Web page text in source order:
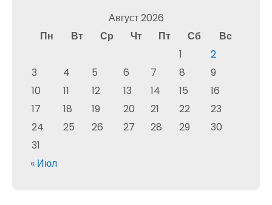
Август 2026
Пн
Вт Ср Чт Пт Сб
Вс
1
2
3
4 5 6 7 8
9
10
11 12 13 14 15
16
17
18 19 20 21 22
23
24
25 26 27 28 29
30
31
« Июл